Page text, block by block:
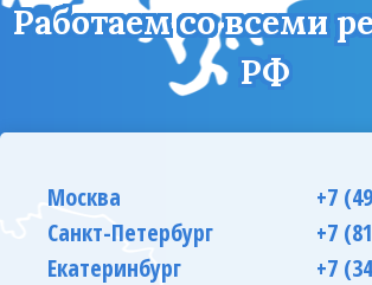
Работаем со всеми
РФ
Москва
+7
Санкт-Петербург
+7
Екатеринбург
+7